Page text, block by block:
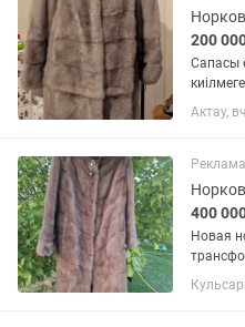
200
Сапасы
бар.
Актау,
Реклама
400
Новая
как, не